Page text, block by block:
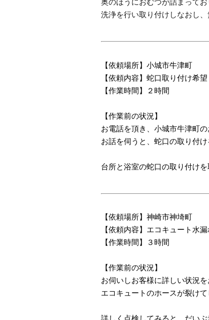
奥のほうにおむつが詰まってお
洗浄を行い取り付けしなおし、
【依頼場所】小城市牛津町
【依頼内容】蛇口取り付け希望
【作業時間】２時間
【作業前の状況】
お電話を頂き、小城市牛津町
お話を伺うと、蛇口の取り付
台所と浴室の蛇口の取り付け
【依頼場所】神崎市神埼町
【依頼内容】エコキュート水
【作業時間】３時間
【作業前の状況】
お伺いしお客様に詳しい状況
エコキュートのホースが裂け
詳しく点検してみると、だい